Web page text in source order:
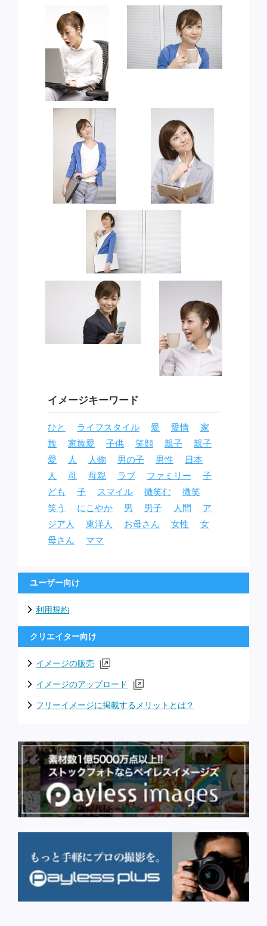
イメージキーワード
ひと ライフスタイル 愛 愛情
家
族
家族愛 子供 笑顔 親子
親子
愛
人 人物 男の子 男性
日本
人
母 母親 ラブ ファミリー
子
ども
子 スマイル 微笑む
微笑
笑う
にこやか 男 男子 人間
ア
ジア人
東洋人 お母さん 女性
女
母さん
ママ
ユーザー向け
利用規約
クリエイター向け
イメージの販売
イメージのアップロード
フリーイメージに掲載するメリットとは？